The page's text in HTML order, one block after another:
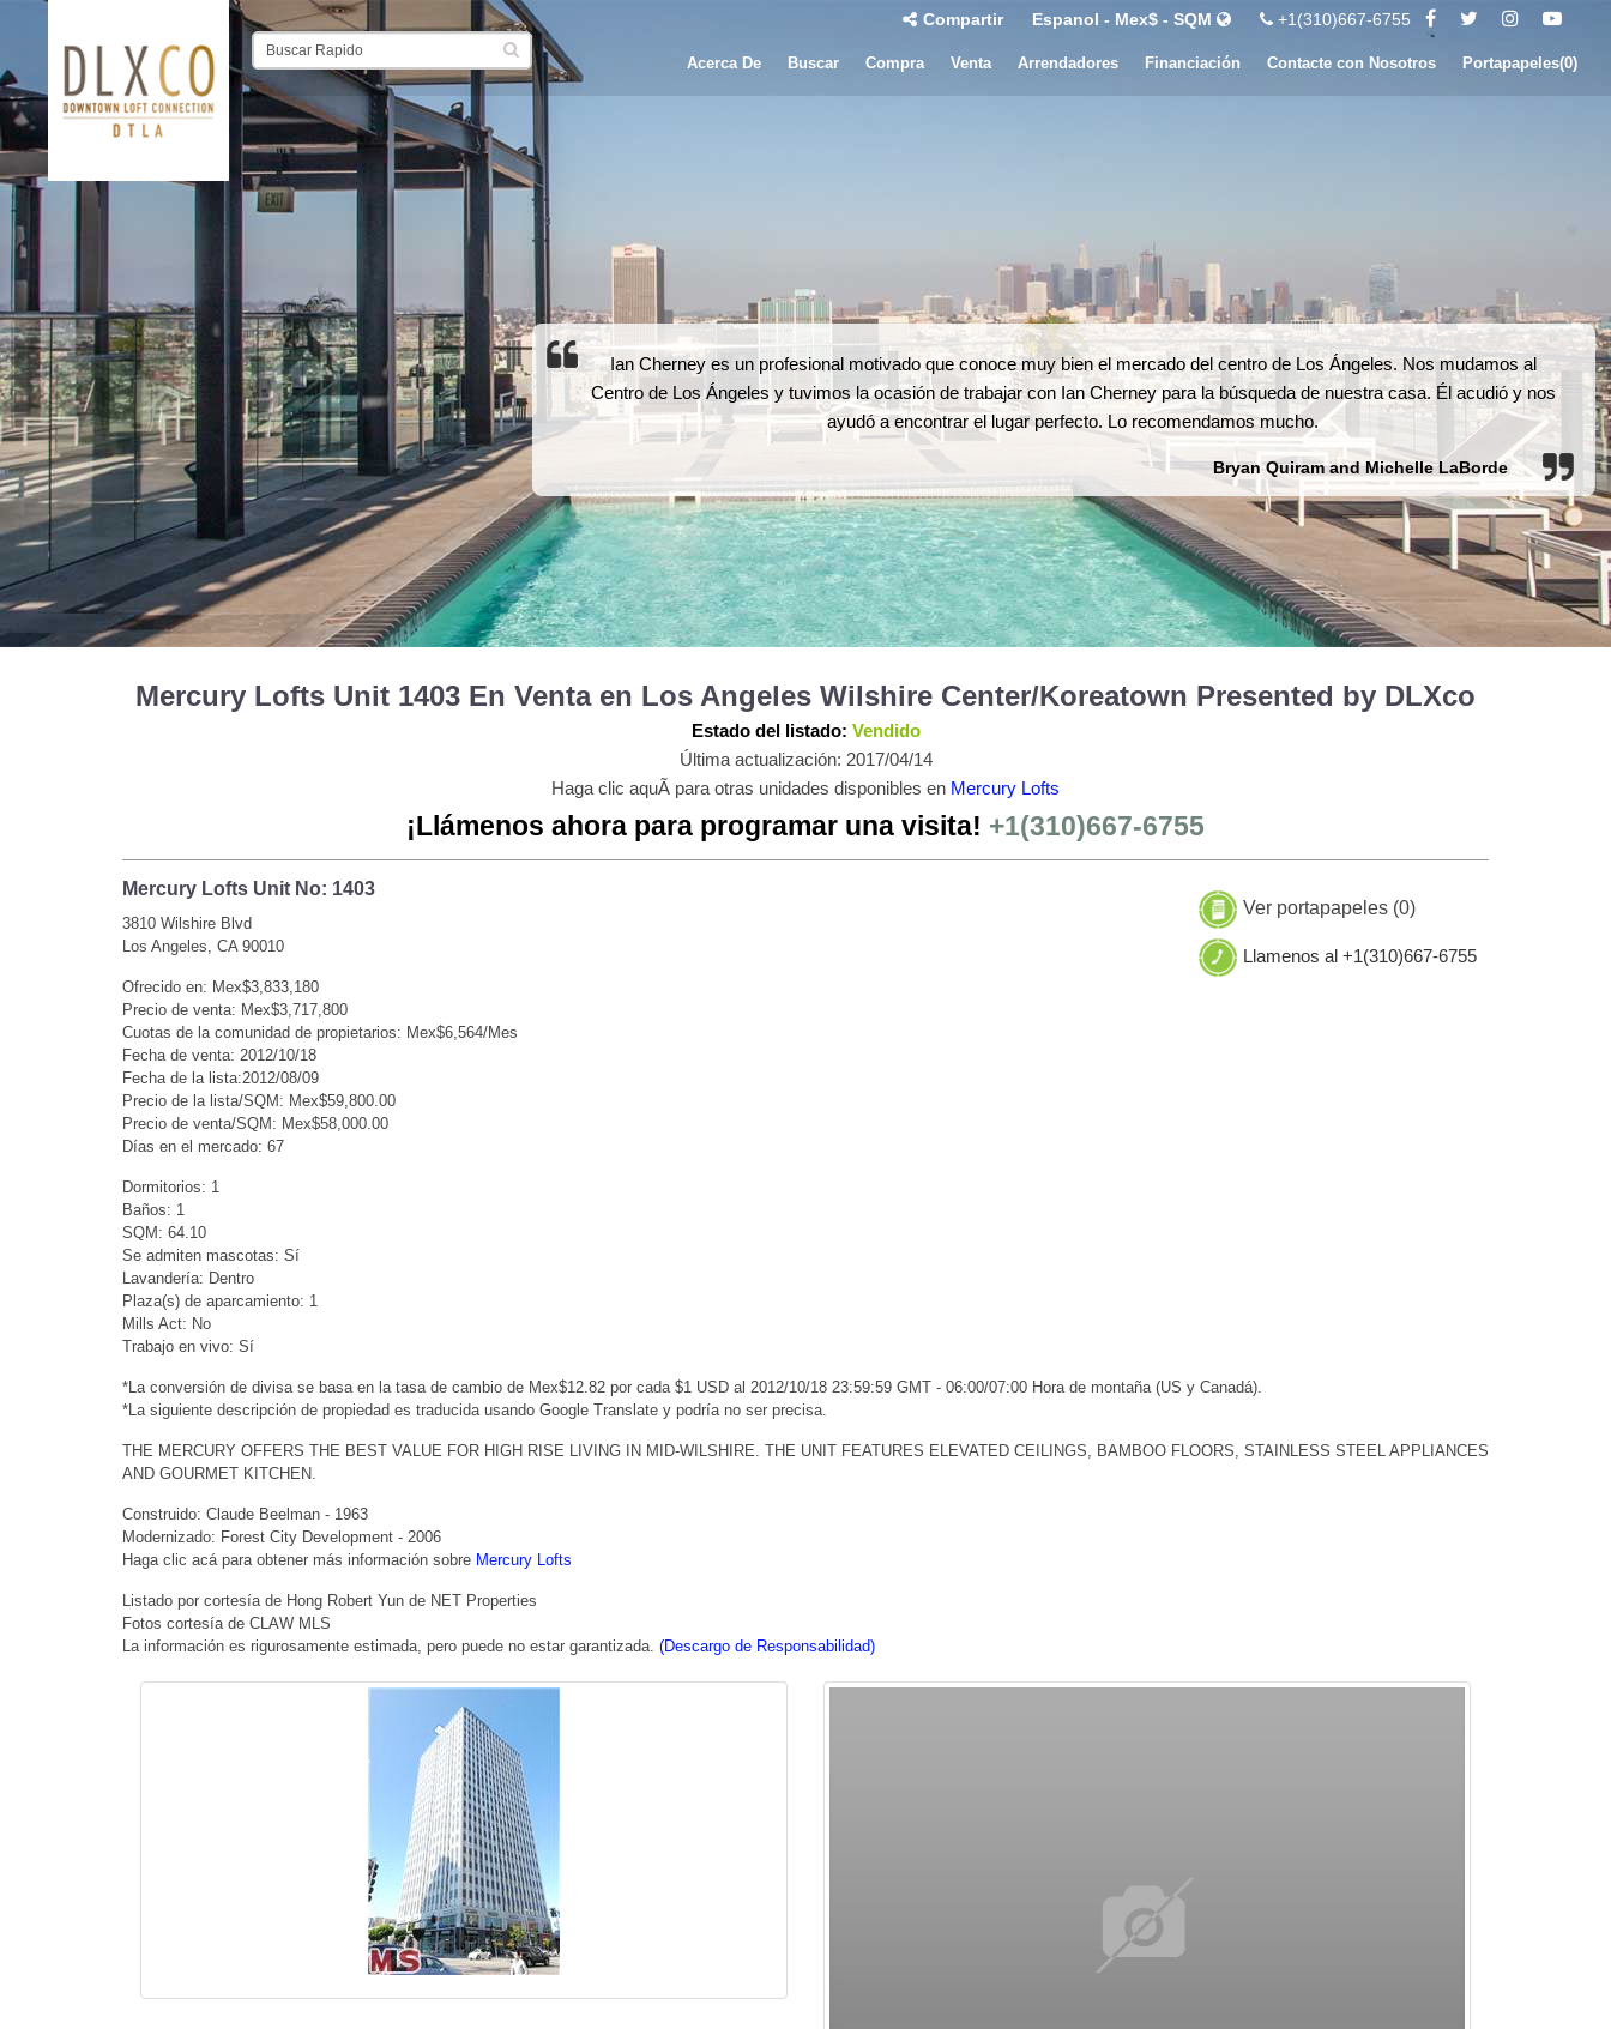
Compartir Espanol - Mex$ - SQM +1(310)667-6755
Acerca De Buscar Compra Venta Arrendadores Financiación Contacte con Nosotros Portapapeles(0)
Ian Cherney es un profesional motivado que conoce muy bien el mercado del centro de Los Ángeles. Nos mudamos al
Centro de Los Ángeles y tuvimos la ocasión de trabajar con Ian Cherney para la búsqueda de nuestra casa. Él acudió y nos
ayudó a encontrar el lugar perfecto. Lo recomendamos mucho.
Bryan Quiram and Michelle LaBorde
Mercury Lofts Unit 1403 En Venta en Los Angeles Wilshire Center/Koreatown Presented by DLXco
Estado del listado: Vendido
Última actualización: 2017/04/14
Haga clic aquÃ­ para otras unidades disponibles en Mercury Lofts
¡Llámenos ahora para programar una visita! +1(310)667-6755
Mercury Lofts Unit No: 1403
3810 Wilshire Blvd
Los Angeles, CA 90010
Ofrecido en: Mex$3,833,180
Precio de venta: Mex$3,717,800
Cuotas de la comunidad de propietarios: Mex$6,564/Mes
Fecha de venta: 2012/10/18
Fecha de la lista:2012/08/09
Precio de la lista/SQM: Mex$59,800.00
Precio de venta/SQM: Mex$58,000.00
Días en el mercado: 67
Dormitorios: 1
Baños: 1
SQM: 64.10
Se admiten mascotas: Sí
Lavandería: Dentro
Plaza(s) de aparcamiento: 1
Mills Act: No
Trabajo en vivo: Sí
Ver portapapeles (0)
Llamenos al +1(310)667-6755
*La conversión de divisa se basa en la tasa de cambio de Mex$12.82 por cada $1 USD al 2012/10/18 23:59:59 GMT - 06:00/07:00 Hora de montaña (US y Canadá).
*La siguiente descripción de propiedad es traducida usando Google Translate y podría no ser precisa.
THE MERCURY OFFERS THE BEST VALUE FOR HIGH RISE LIVING IN MID-WILSHIRE. THE UNIT FEATURES ELEVATED CEILINGS, BAMBOO FLOORS, STAINLESS STEEL APPLIANCES
AND GOURMET KITCHEN.
Construido: Claude Beelman - 1963
Modernizado: Forest City Development - 2006
Haga clic acá para obtener más información sobre Mercury Lofts
Listado por cortesía de Hong Robert Yun de NET Properties
Fotos cortesía de CLAW MLS
La información es rigurosamente estimada, pero puede no estar garantizada. (Descargo de Responsabilidad)